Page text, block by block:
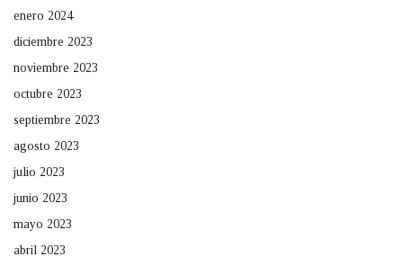
enero 2024
diciembre 2023
noviembre 2023
octubre 2023
septiembre 2023
agosto 2023
julio 2023
junio 2023
mayo 2023
abril 2023